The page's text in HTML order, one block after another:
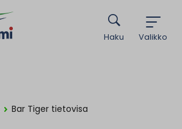
Valikko
Haku
Bar Tiger tietovisa